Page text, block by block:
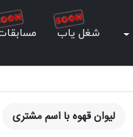
شغل یاب
لیوان قهوه با اسم مشتری